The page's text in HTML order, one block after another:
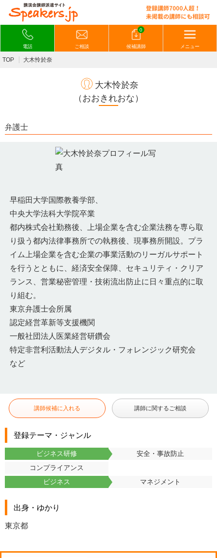
電話 ご相談
0
候補講師 メニュー
TOP 大木怜於奈
大木怜於奈
（おおきれおな）
弁護士
早稲田大学国際教養学部、
中央大学法科大学院卒業
都内株式会社勤務後、上場企業を含む企業法務を専ら取
り扱う都内法律事務所での執務後、現事務所開設。プラ
イム上場企業を含む企業の事業活動のリーガルサポート
を行うとともに、経済安全保障、セキュリティ・クリア
ランス、営業秘密管理・技術流出防止に日々重点的に取
り組む。
東京弁護士会所属
認定経営革新等支援機関
一般社団法人医業経営研鑽会
特定非営利活動法人デジタル・フォレンジック研究会
など
講師候補に入れる 講師に関するご相談
登録テーマ・ジャンル
ビジネス研修
安全・事故防止
コンプライアンス
ビジネス
マネジメント
出身・ゆかり
東京都